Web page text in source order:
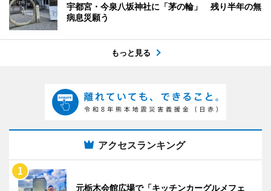
宇都宮・今泉八坂神社に「茅の輪」 残り半年の無
病息災願う
もっと見る
アクセスランキング
元栃木会館広場で「キッチンカーグルメフェ